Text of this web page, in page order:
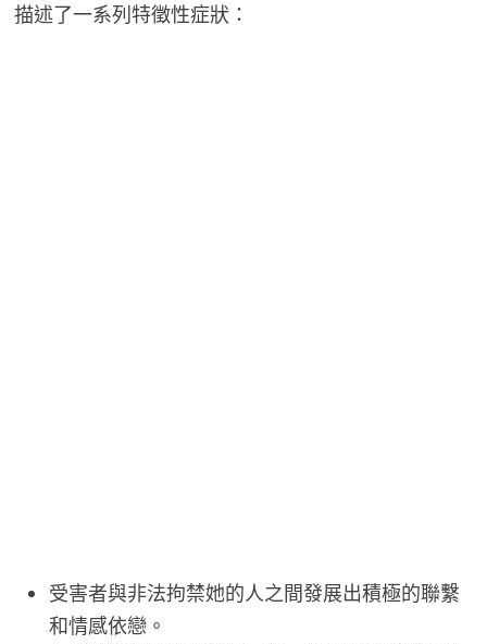
描述了一系列特徵性症狀：
受害者與非法拘禁她的人之間發展出積極的聯繫
和情感依戀。